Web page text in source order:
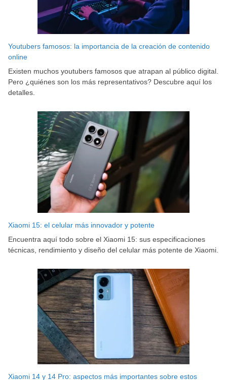
Youtubers famosos: la importancia de la creación de contenido
online
Existen muchos youtubers famosos que atrapan al público digital.
Pero ¿quiénes son los más representativos? Descubre aquí los
detalles.
Xiaomi 15: el celular más innovador y potente
Encuentra aquí todo sobre el Xiaomi 15: sus especificaciones
técnicas, rendimiento y diseño del celular más potente de Xiaomi.
Xiaomi 14 y 14 Pro: aspectos más importantes sobre estos